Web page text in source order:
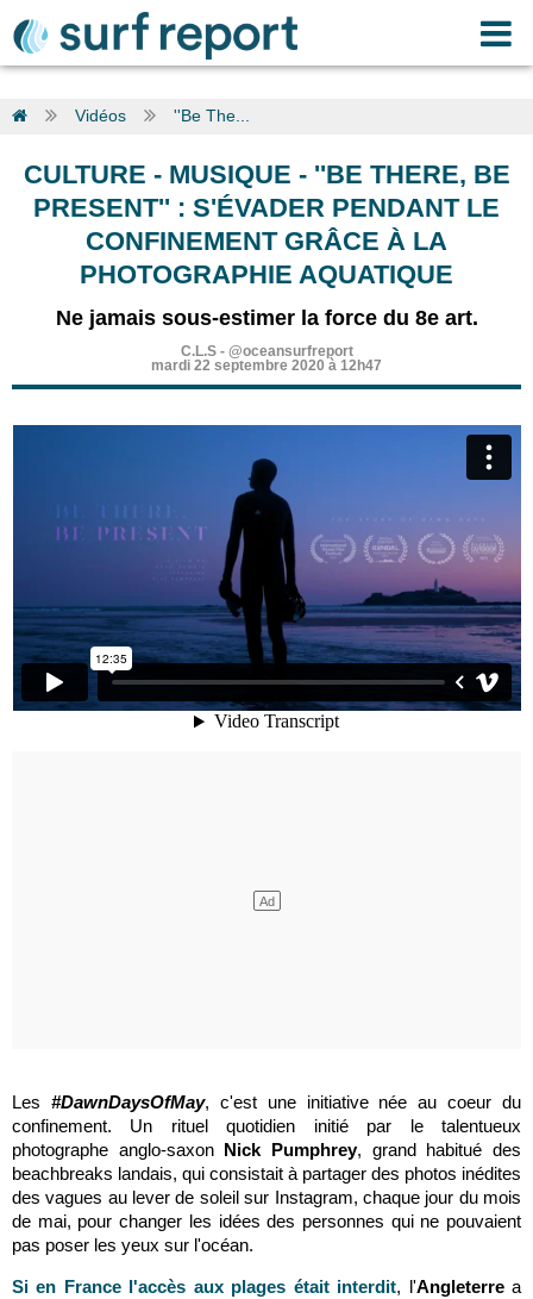
Vidéos ''Be The...
CULTURE - MUSIQUE - ''BE THERE, BE
PRESENT'' : S'ÉVADER PENDANT LE
CONFINEMENT GRÂCE À LA
PHOTOGRAPHIE AQUATIQUE
Ne jamais sous-estimer la force du 8e art.
C.L.S- @oceansurfreport
mardi 22 septembre 2020 à 12h47
Les #DawnDaysOfMay, c'est une initiative née au coeur du
confinement. Un rituel quotidien initié par le talentueux
photographe anglo-saxon Nick Pumphrey, grand habitué des
beachbreaks landais, qui consistait à partager des photos inédites
des vagues au lever de soleil sur Instagram, chaque jour du mois
de mai, pour changer les idées des personnes qui ne pouvaient
pas poser les yeux sur l'océan.
Si en France l'accès aux plages était interdit, l'Angleterrea